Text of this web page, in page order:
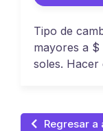
Tipo de
mayores a $
soles.
Regresar a